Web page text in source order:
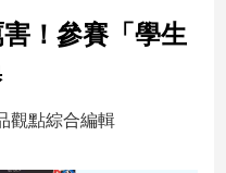
！參賽「學生
觀點綜合編輯